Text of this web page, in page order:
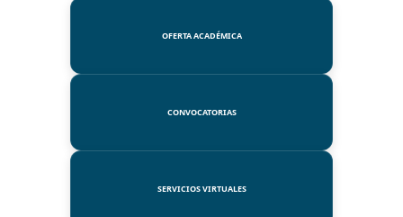
OFERTA ACADÉMICA
CONVOCATORIAS
SERVICIOS VIRTUALES